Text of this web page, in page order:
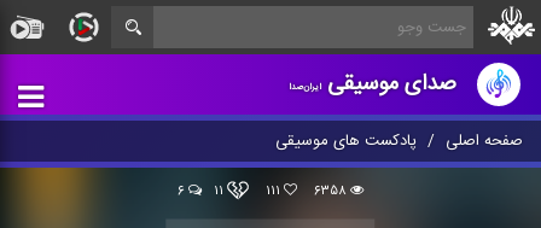
صدای موسیقیایران‌صدا
صفحه اصلی پادکست های موسیقی
۶۳۵۸ ۱۱۱ ۱۱ ۶